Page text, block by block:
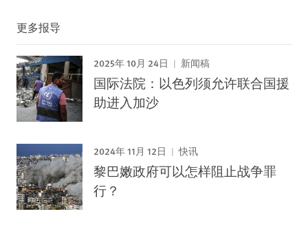
更多报导
2025年 10月 24日 新闻稿
国际法院：以色列须允许联合国援
助进入加沙
2024年 11月 12日 快讯
黎巴嫩政府可以怎样阻止战争罪
行？